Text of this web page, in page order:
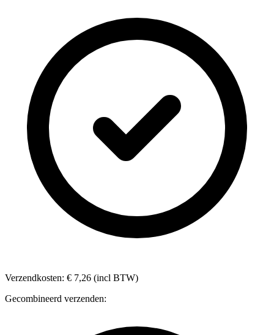
Verzendkosten: € 7,26 (incl BTW)
Gecombineerd verzenden: